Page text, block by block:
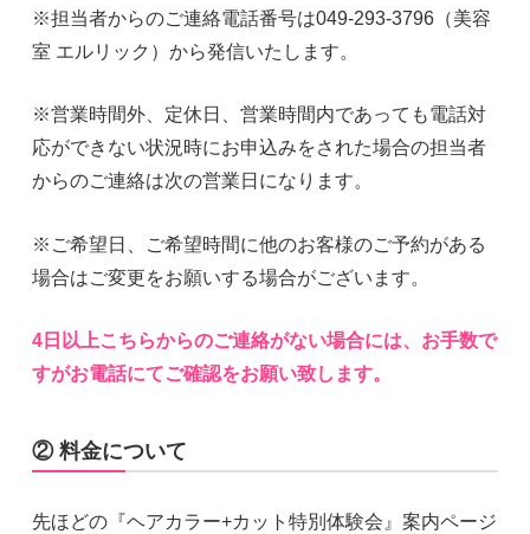
※担当者からのご連絡電話番号は049-293-3796（美容
室 エルリック）から発信いたします。
​※営業時間外、定休日、営業時間内であっても電話対
応ができない状況時にお申込みをされた場合の担当者
からのご連絡は次の営業日になります。
※ご希望日、ご希望時間に他のお客様のご予約がある
場合はご変更をお願いする場合がございます。
​4日以上こちらからのご連絡がない場合には、お手数で
すがお電話にてご確認をお願い致します。
② 料金について
先ほどの『ヘアカラー+カット特別体験会』案内ページ